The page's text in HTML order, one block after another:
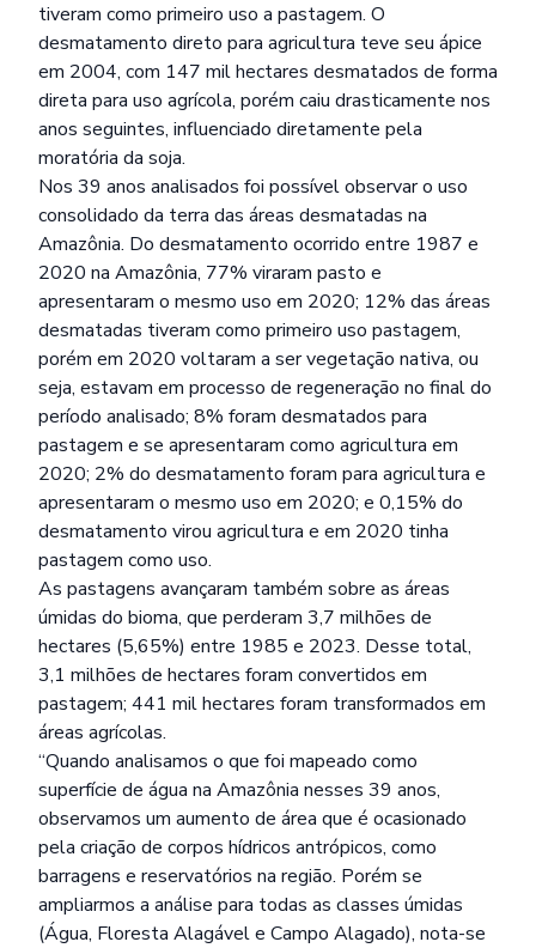
tiveram como primeiro uso a pastagem. O
desmatamento direto para agricultura teve seu ápice
em 2004, com 147 mil hectares desmatados de forma
direta para uso agrícola, porém caiu drasticamente nos
anos seguintes, influenciado diretamente pela
moratória da soja.
Nos 39 anos analisados foi possível observar o uso
consolidado da terra das áreas desmatadas na
Amazônia. Do desmatamento ocorrido entre 1987 e
2020 na Amazônia, 77% viraram pasto e
apresentaram o mesmo uso em 2020; 12% das áreas
desmatadas tiveram como primeiro uso pastagem,
porém em 2020 voltaram a ser vegetação nativa, ou
seja, estavam em processo de regeneração no final do
período analisado; 8% foram desmatados para
pastagem e se apresentaram como agricultura em
2020; 2% do desmatamento foram para agricultura e
apresentaram o mesmo uso em 2020; e 0,15% do
desmatamento virou agricultura e em 2020 tinha
pastagem como uso.
As pastagens avançaram também sobre as áreas
úmidas do bioma, que perderam 3,7 milhões de
hectares (5,65%) entre 1985 e 2023. Desse total,
3,1 milhões de hectares foram convertidos em
pastagem; 441 mil hectares foram transformados em
áreas agrícolas.
“Quando analisamos o que foi mapeado como
superfície de água na Amazônia nesses 39 anos,
observamos um aumento de área que é ocasionado
pela criação de corpos hídricos antrópicos, como
barragens e reservatórios na região. Porém se
ampliarmos a análise para todas as classes úmidas
(Água, Floresta Alagável e Campo Alagado), nota-se